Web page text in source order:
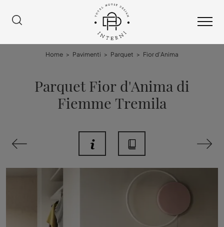
Home > Pavimenti > Parquet > Fior d'Anima
Parquet Fior d'Anima di
Fiemme Tremila